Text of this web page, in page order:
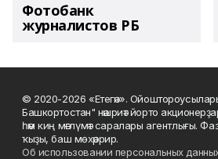
Фотобанк
журналистов РБ
© 2020-2026 «Етегән».
Башкортостан" нәшриәт йорто
һәм киң мәғлүмәт саралары агентлығы.
ҡыҙы, баш мөхәррир.
Об использовании персональных